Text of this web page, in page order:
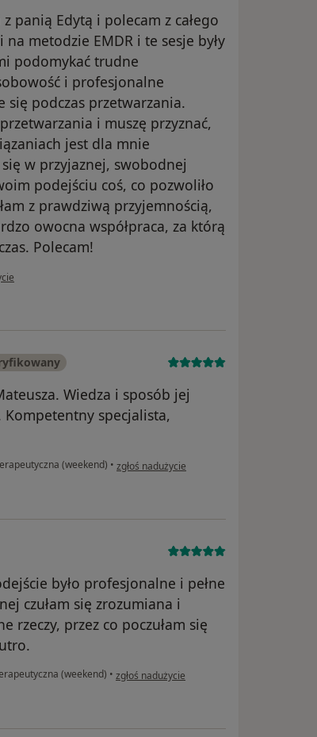
panią Edytą i polecam z całego
na metodzie EMDR i te sesje były
podomykać trudne
i profesjonalne
się podczas przetwarzania.
i muszę przyznać,
jest dla mnie
w przyjaznej, swobodnej
podejściu coś, co pozwoliło
z prawdziwą przyjemnością,
owocna współpraca, za którą
Polecam!
Karolina
Wiedza i sposób jej
specjalista,
(weekend) • w opinii użytkownika Bartlomiej Najbar
zgłoś nadużycie
było profesjonalne i pełne
czułam się zrozumiana i
rzeczy, przez co poczułam się
(weekend) • w opinii użytkownika Maja C
zgłoś nadużycie